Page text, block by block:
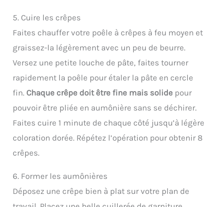
5. Cuire les crêpes
Faites chauffer votre poêle à crêpes à feu moyen et
graissez-la légèrement avec un peu de beurre.
Versez une petite louche de pâte, faites tourner
rapidement la poêle pour étaler la pâte en cercle
fin. Chaque crêpe doit être fine mais solide pour
pouvoir être pliée en aumônière sans se déchirer.
Faites cuire 1 minute de chaque côté jusqu’à légère
coloration dorée. Répétez l’opération pour obtenir 8
crêpes.
6. Former les aumônières
Déposez une crêpe bien à plat sur votre plan de